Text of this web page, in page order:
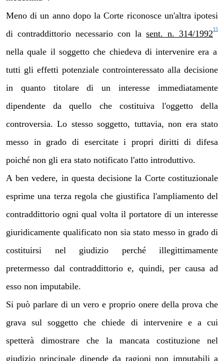
Meno di un anno dopo la Corte riconosce un'altra ipotesi
di contraddittorio necessario con la sent. n. 314/199215
nella quale il soggetto che chiedeva di intervenire era a
tutti gli effetti potenziale controinteressato alla decisione
in quanto titolare di un interesse immediatamente
dipendente da quello che costituiva l'oggetto della
controversia. Lo stesso soggetto, tuttavia, non era stato
messo in grado di esercitate i propri diritti di difesa
poiché non gli era stato notificato l'atto introduttivo.
A ben vedere, in questa decisione la Corte costituzionale
esprime una terza regola che giustifica l'ampliamento del
contraddittorio ogni qual volta il portatore di un interesse
giuridicamente qualificato non sia stato messo in grado di
costituirsi nel giudizio perché illegittimamente
pretermesso dal contraddittorio e, quindi, per causa ad
esso non imputabile.
Si può parlare di un vero e proprio onere della prova che
grava sul soggetto che chiede di intervenire e a cui
spetterà dimostrare che la mancata costituzione nel
giudizio principale dipende da ragioni non imputabili a